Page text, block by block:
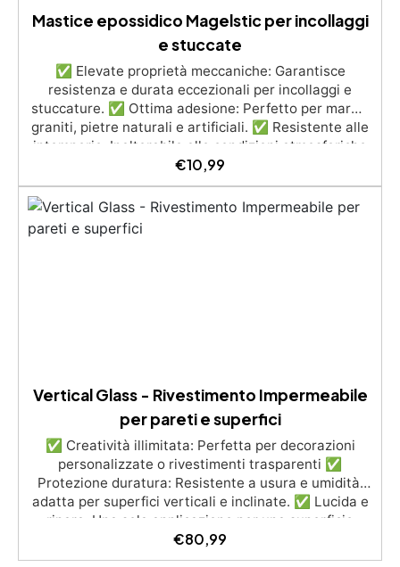
Mastice epossidico Magelstic per incollaggi
e stuccate
✅ Elevate proprietà meccaniche: Garantisce
resistenza e durata eccezionali per incollaggi e
stuccature. ✅ Ottima adesione: Perfetto per marmi,
graniti, pietre naturali e artificiali. ✅ Resistente alle
intemperie: Inalterabile alle condizioni atmosferiche
e resistente agli UV. ✅ Applicazioni verticali: Ideale
per applicazioni verticali, senza rischio di colature.
✅ Facile da usare: Miscelazione semplice con
rapporto 100:50 per risultati ottimali.
€10,99
Vertical Glass - Rivestimento Impermeabile
per pareti e superfici
✅ Creatività illimitata: Perfetta per decorazioni
personalizzate o rivestimenti trasparenti ✅
Protezione duratura: Resistente a usura e umidità,
adatta per superfici verticali e inclinate. ✅ Lucida e
ripara: Una sola applicazione per una superficie
brillante, liscia e protetta dalle infiltrazioni ✅
Colorazione personalizzabile: Compatibile con
€80,99